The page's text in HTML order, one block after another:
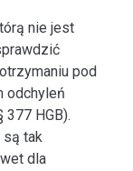
nie jest
pod
odchyleń
HGB).
są tak
dla